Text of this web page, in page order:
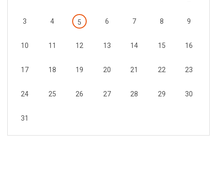
3 4 5 6 7 8 9
10 11 12 13 14 15 16
17 18 19 20 21 22 23
24 25 26 27 28 29 30
31